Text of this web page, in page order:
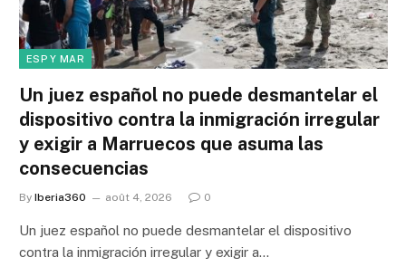
ESP Y MAR
Un juez español no puede desmantelar el
dispositivo contra la inmigración irregular
y exigir a Marruecos que asuma las
consecuencias
By Iberia360 août 4, 2026 0
Un juez español no puede desmantelar el dispositivo
contra la inmigración irregular y exigir a…